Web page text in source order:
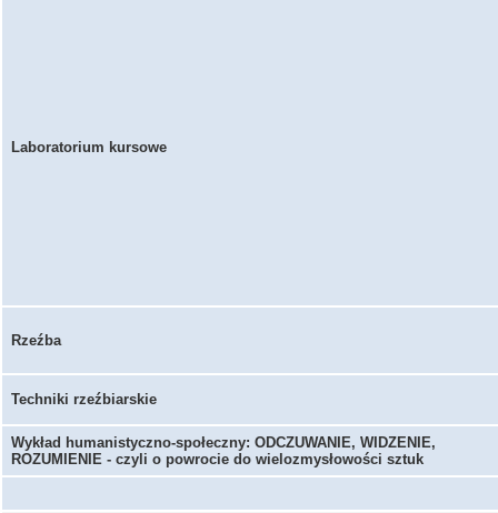
Laboratorium kursowe
Rzeźba
Techniki rzeźbiarskie
Wykład humanistyczno-społeczny: ODCZUWANIE, WIDZENIE,
ROZUMIENIE - czyli o powrocie do wielozmysłowości sztuk